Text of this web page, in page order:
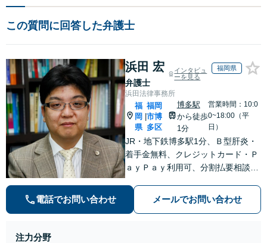
この質問に回答した弁護士
浜田 宏
弁護士
インタビュ
ーを見る
福岡県
浜田法律事務所
福
岡
県
|
福岡
市博
多区
博多駅
から徒歩
1分
営業時間：10:0
0~18:00（平
日）
JR・地下鉄博多駅1分、Ｂ型肝炎・
着手金無料、クレジットカード・Ｐ
ａｙＰａｙ利用可、分割払要相談、
弁護士歴21年。インターネット問
題、医療、離婚、相続、後見、交通
電話でお問い合わせ メールでお問い合わせ
注力分野